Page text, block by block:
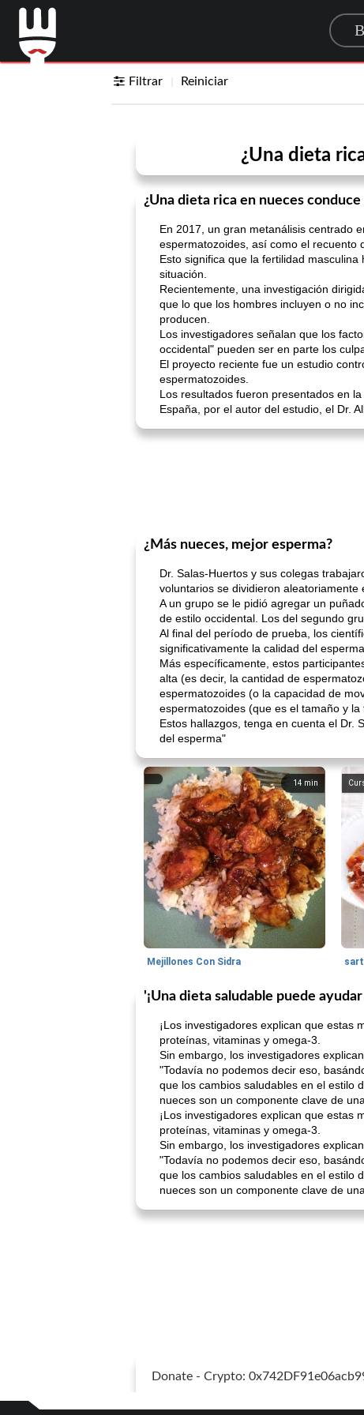
Filtrar Reiniciar
¿Una dieta
¿Una dieta rica en nueces
En 2017, un gran metanálisis centrado
espermatozoides, así como el recuento
Esto significa que la fertilidad
situación.
Recientemente, una investigación
que lo que los hombres incluyen o no
producen.
Los investigadores señalan que los
occidental" pueden ser en parte los
El proyecto reciente fue un estudio
espermatozoides.
Los resultados fueron presentados en
España, por el autor del estudio, el Dr.
¿Más nueces, mejor esperma?
Dr. Salas-Huertos y sus colegas
voluntarios se dividieron aleatoriamente
A un grupo se le pidió agregar un
de estilo occidental. Los del segundo
Al final del período de prueba, los
significativamente la calidad del esperma.
Más específicamente, estos
alta (es decir, la cantidad de
espermatozoides (o la capacidad de
espermatozoides (que es el tamaño y
Estos hallazgos, tenga en cuenta el Dr.
del esperma"
14 min
Mejillones Con Sidra
'¡Una dieta saludable puede
¡Los investigadores explican que estas
proteínas, vitaminas y omega-3.
Sin embargo, los investigadores
"Todavía no podemos decir eso,
que los cambios saludables en el estilo
nueces son un componente clave de
¡Los investigadores explican que estas
proteínas, vitaminas y omega-3.
Sin embargo, los investigadores
"Todavía no podemos decir eso,
que los cambios saludables en el estilo
nueces son un componente clave de
Donate - Crypto: